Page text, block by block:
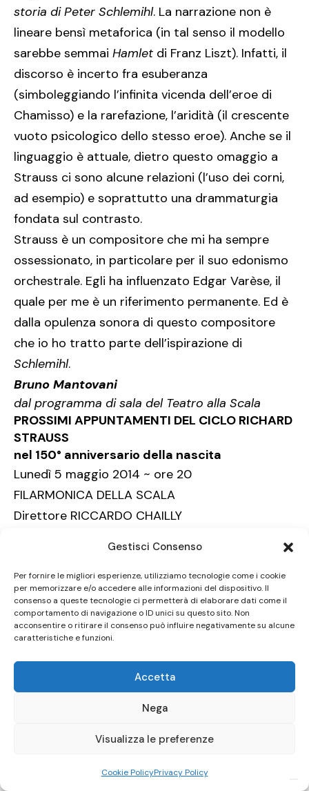
Gestisci Consenso
Per fornire le migliori esperienze, utilizziamo tecnologie come i cookie
per memorizzare e/o accedere alle informazioni del dispositivo. Il
consenso a queste tecnologie ci permetterà di elaborare dati come il
comportamento di navigazione o ID unici su questo sito. Non
acconsentire o ritirare il consenso può influire negativamente su alcune
caratteristiche e funzioni.
Accetta
Nega
Visualizza le preferenze
Cookie PolicyPrivacy Policy
storia di Peter Schlemihl. La narrazione non è
lineare bensì metaforica (in tal senso il modello
sarebbe semmai Hamlet di Franz Liszt). Infatti, il
discorso è incerto fra esuberanza
(simboleggiando l’infinita vicenda dell’eroe di
Chamisso) e la rarefazione, l’aridità (il crescente
vuoto psicologico dello stesso eroe). Anche se il
linguaggio è attuale, dietro questo omaggio a
Strauss ci sono alcune relazioni (l’uso dei corni,
ad esempio) e soprattutto una drammaturgia
fondata sul contrasto.
Strauss è un compositore che mi ha sempre
ossessionato, in particolare per il suo edonismo
orchestrale. Egli ha influenzato Edgar Varèse, il
quale per me è un riferimento permanente. Ed è
dalla opulenza sonora di questo compositore
che io ho tratto parte dell’ispirazione di
Schlemihl.
Bruno Mantovani
dal programma di sala del Teatro alla Scala
PROSSIMI APPUNTAMENTI DEL CICLO RICHARD
STRAUSS
nel 150° anniversario della nascita
Lunedì 5 maggio 2014 ~ ore 20
FILARMONICA DELLA SCALA
Direttore RICCARDO CHAILLY
poema sinfonico op. 24
Wolfgang Rihm
Transitus
prima assoluta – commissione del Teatro alla
Scala
Anja Harteros, solista